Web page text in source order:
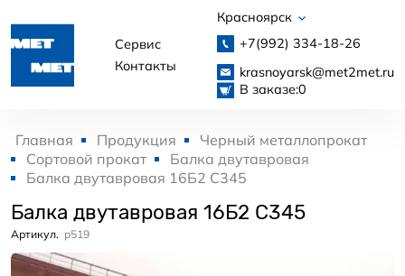
Сервис
Контакты
Красноярск
+7(992) 334-18-26
krasnoyarsk@met2met.ru
В заказе:0
Главная Продукция
Черный металлопрокат
Сортовой прокат
Балка двутавровая
Балка двутавровая 16Б2 С345
Балка двутавровая 16Б2 С345
Артикул. p519